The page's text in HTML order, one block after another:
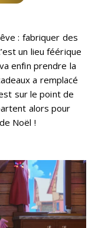
: fabriquer des
un lieu féérique
enfin prendre la
a remplacé
sur le point de
alors pour
Noël !